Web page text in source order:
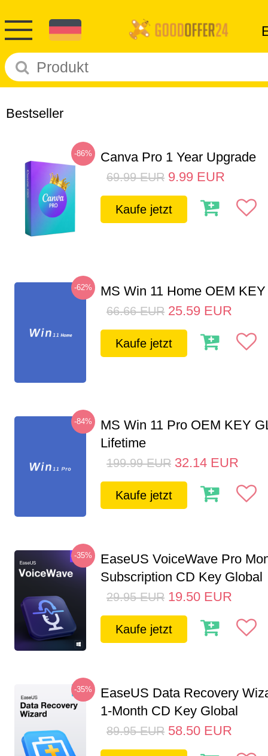
Bestseller
-86% Canva Pro 1 Year Upgrade
69.99 EUR 9.99 EUR
Kaufe jetzt
-62% MS Win 11 Home OEM
66.66 EUR 25.59 EUR
Kaufe jetzt
-84%
MS Win 11 Pro OEM KEY
Lifetime
199.99 EUR 32.14 EUR
Kaufe jetzt
-35%
EaseUS VoiceWave Pro
Subscription CD Key Global
29.95 EUR 19.50 EUR
Kaufe jetzt
-35%
EaseUS Data Recovery
1-Month CD Key Global
89.95 EUR 58.50 EUR